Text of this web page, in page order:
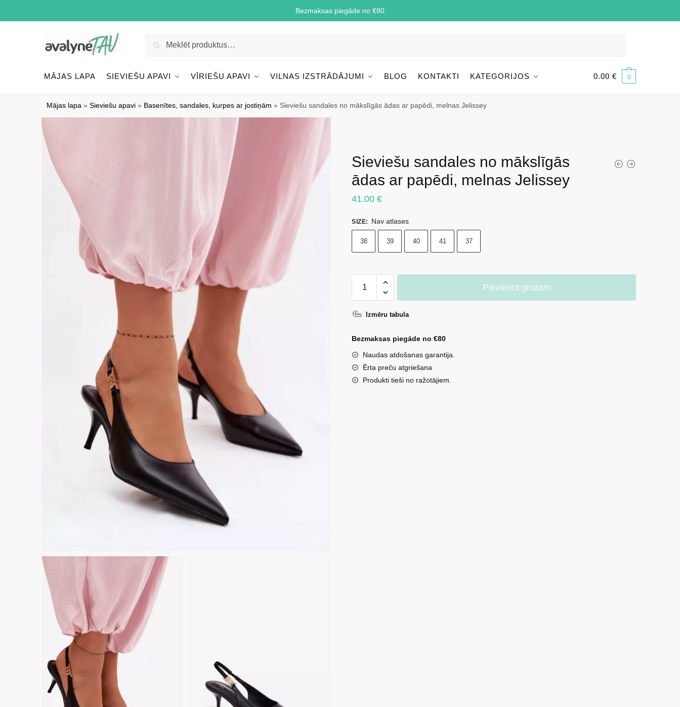
Bezmaksas piegāde no €80
Meklēt
MĀJAS LAPA SIEVIEŠU APAVI VĪRIEŠU APAVI VILNAS IZSTRĀDĀJUMI BLOG KONTAKTI KATEGORIJOS 0.00 € 0
Mājas lapa »Sieviešu apavi » Basenītes, sandales, kurpes ar jostiņām » Sieviešu sandales no mākslīgās ādas ar papēdi, melnas Jelissey
Sieviešu sandales no mākslīgās
ādas ar papēdi, melnas Jelissey
41.00€
SIZE: Nav atlases
38 39 40 41 37
sandales
mākslīgās
ar
papēdi,
melnas
Jelissey
Pievienot grozam
Izmēru tabula
Bezmaksas piegāde no €80
Naudas atdošanas garantija.
Ērta preču atgriešana
Produkti tieši no ražotājiem.